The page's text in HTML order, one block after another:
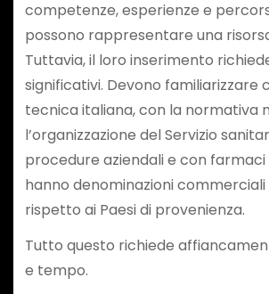
competenze, esperienze e
possono rappresentare una
Tuttavia, il loro inserimento
significativi. Devono familiarizzare
tecnica italiana, con la normativa
l’organizzazione del Servizio
procedure aziendali e con farmaci
hanno denominazioni
rispetto ai Paesi di provenienza.
Tutto questo richiede
e tempo.